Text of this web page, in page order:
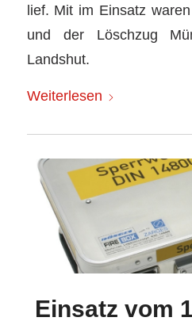
lief. Mit im Einsatz
und der Löschzug
Landshut.
Weiterlesen
Einsatz vom